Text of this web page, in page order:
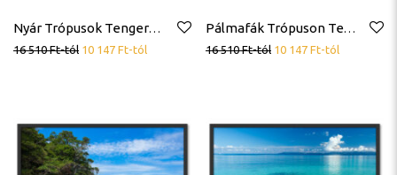
Nyár Trópusok Tengerpart Poszter
16 510Ft-tól 10 147 Ft-tól
Pálmafák Trópuson Tengerpart Poszter
16 510Ft-tól 10 147 Ft-tól